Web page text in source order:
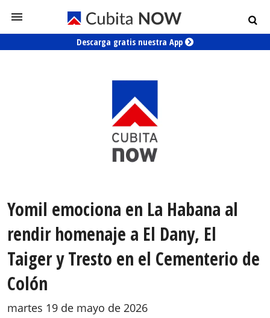
Descarga gratis nuestra App
Yomil emociona en La Habana al
rendir homenaje a El Dany, El
Taiger y Tresto en el Cementerio de
Colón
martes 19 de mayo de 2026